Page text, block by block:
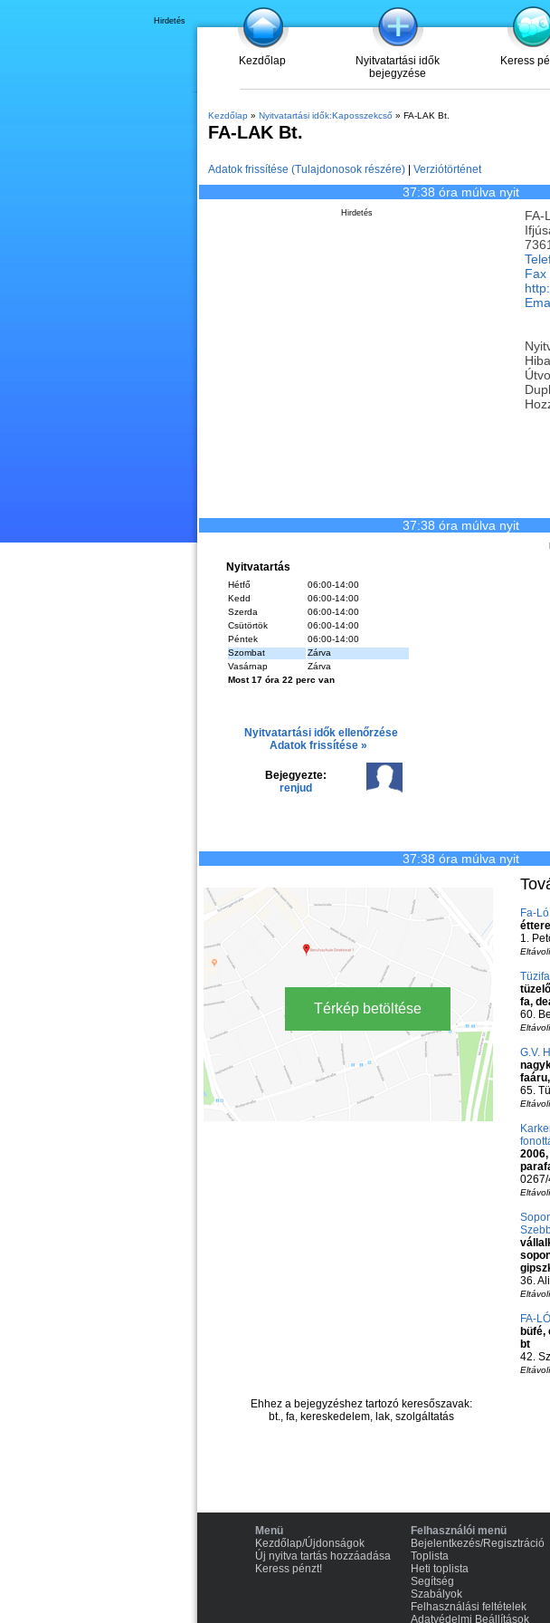
Kezdőlap
Nyitvatartási idők
bejegyzése
Keress
Hirdetés
Kezdőlap» Nyitvatartási idők:Kaposszekcső» FA-LAK Bt.
FA-LAK Bt.
Adatok frissítése (Tulajdonosok részére)| Verziótörténet
37:38 óra múlva nyit
FA-
7361
Fax
Hirdetés
37:38 óra múlva nyit
Nyitvatartás
Hétfő
06:00-14:00
Kedd
06:00-14:00
Szerda
06:00-14:00
Csütörtök
06:00-14:00
Péntek
06:00-14:00
Szombat
Zárva
Vasárnap
Zárva
Most 17 óra 22 perc van
Nyitvatartási idők ellenőrzése
Adatok frissítése »
Bejegyezte:
renjud
37:38 óra múlva nyit
Térkép betöltése
Fa-Ló
1.
fa,
60.
G.V.
65.
0267/
36.
FA-
büfé,
bt
42.
Ehhez a bejegyzéshez tartozó keresőszavak:
bt., fa, kereskedelem, lak, szolgáltatás
Menü
Kezdőlap/Újdonságok
Új nyitva tartás hozzáadása
Keress pénzt!
Felhasználói menü
Bejelentkezés/Regisztráció
Toplista
Heti toplista
Segítség
Szabályok
Felhasználási feltételek
Adatvédelmi Beállítások